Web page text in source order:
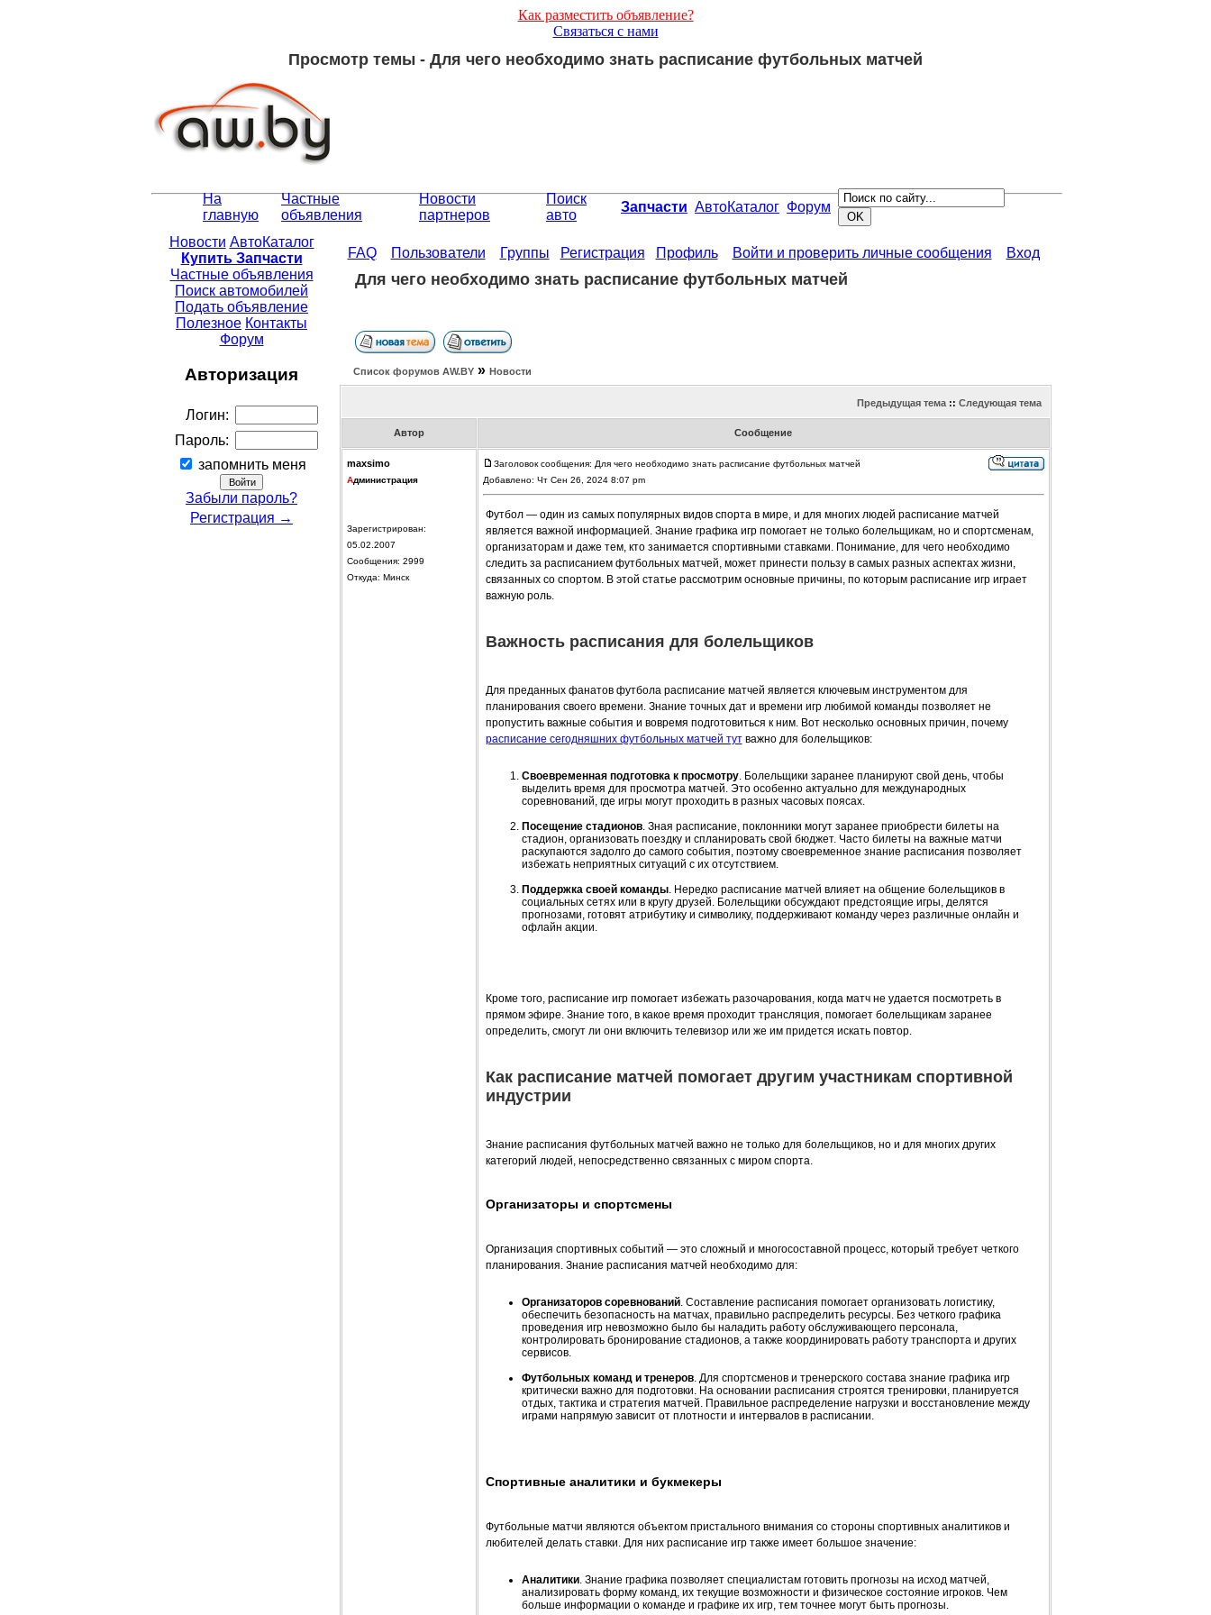
Как разместить объявление?
Связаться с нами
Просмотр темы - Для чего необходимо знать расписание футбольных матчей
На
главную
Частные
объявления
Новости
партнеров
Поиск
авто
Запчасти АвтоКаталог Форум
Новости АвтоКаталог
Купить Запчасти
Частные объявления
Поиск автомобилей
Подать объявление
Полезное Контакты
Форум
Авторизация
Логин:
Пароль:
запомнить меня
Забыли пароль?
Регистрация →
FAQ Пользователи Группы Регистрация Профиль Войти и проверить личные сообщения Вход
Для чего необходимо знать расписание футбольных матчей
Список форумов АW.BY» Новости
Предыдущая тема:: Следующая тема
Автор Сообщение
maxsimo
Администрация
Зарегистрирован:
05.02.2007
Сообщения: 2999
Откуда: Минск
Заголовок сообщения: Для чего необходимо знать расписание футбольных матчей
Добавлено: Чт Сен 26, 2024 8:07 pm
Футбол — один из самых популярных видов спорта в мире, и для многих людей расписание матчей
является важной информацией. Знание графика игр помогает не только болельщикам, но и спортсменам,
организаторам и даже тем, кто занимается спортивными ставками. Понимание, для чего необходимо
следить за расписанием футбольных матчей, может принести пользу в самых разных аспектах жизни,
связанных со спортом. В этой статье рассмотрим основные причины, по которым расписание игр играет
важную роль.
Важность расписания для болельщиков
Для преданных фанатов футбола расписание матчей является ключевым инструментом для
планирования своего времени. Знание точных дат и времени игр любимой команды позволяет не
пропустить важные события и вовремя подготовиться к ним. Вот несколько основных причин, почему
расписание сегодняшних футбольных матчей тутважно для болельщиков:
Своевременная подготовка к просмотру. Болельщики заранее планируют свой день, чтобы
выделить время для просмотра матчей. Это особенно актуально для международных
соревнований, где игры могут проходить в разных часовых поясах.
Посещение стадионов. Зная расписание, поклонники могут заранее приобрести билеты на
стадион, организовать поездку и спланировать свой бюджет. Часто билеты на важные матчи
раскупаются задолго до самого события, поэтому своевременное знание расписания позволяет
избежать неприятных ситуаций с их отсутствием.
Поддержка своей команды. Нередко расписание матчей влияет на общение болельщиков в
социальных сетях или в кругу друзей. Болельщики обсуждают предстоящие игры, делятся
прогнозами, готовят атрибутику и символику, поддерживают команду через различные онлайн и
офлайн акции.
Кроме того, расписание игр помогает избежать разочарования, когда матч не удается посмотреть в
прямом эфире. Знание того, в какое время проходит трансляция, помогает болельщикам заранее
определить, смогут ли они включить телевизор или же им придется искать повтор.
Как расписание матчей помогает другим участникам спортивной
индустрии
Знание расписания футбольных матчей важно не только для болельщиков, но и для многих других
категорий людей, непосредственно связанных с миром спорта.
Организаторы и спортсмены
Организация спортивных событий — это сложный и многосоставной процесс, который требует четкого
планирования. Знание расписания матчей необходимо для:
Организаторов соревнований. Составление расписания помогает организовать логистику,
обеспечить безопасность на матчах, правильно распределить ресурсы. Без четкого графика
проведения игр невозможно было бы наладить работу обслуживающего персонала,
контролировать бронирование стадионов, а также координировать работу транспорта и других
сервисов.
Футбольных команд и тренеров. Для спортсменов и тренерского состава знание графика игр
критически важно для подготовки. На основании расписания строятся тренировки, планируется
отдых, тактика и стратегия матчей. Правильное распределение нагрузки и восстановление между
играми напрямую зависит от плотности и интервалов в расписании.
Спортивные аналитики и букмекеры
Футбольные матчи являются объектом пристального внимания со стороны спортивных аналитиков и
любителей делать ставки. Для них расписание игр также имеет большое значение:
Аналитики. Знание графика позволяет специалистам готовить прогнозы на исход матчей,
анализировать форму команд, их текущие возможности и физическое состояние игроков. Чем
больше информации о команде и графике их игр, тем точнее могут быть прогнозы.